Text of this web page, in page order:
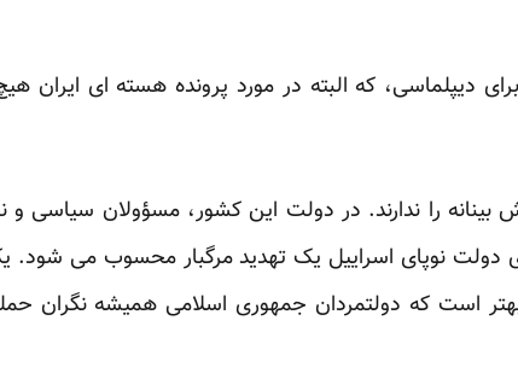
دیپلماسی، که البته در مورد پرونده هسته ای ایران
بینانه را ندارند. در دولت این کشور، مسؤولان سیاسی
دولت نوپای اسراییل یک تهدید مرگبار محسوب می شود.
است که دولتمردان جمهوری اسلامی همیشه نگران